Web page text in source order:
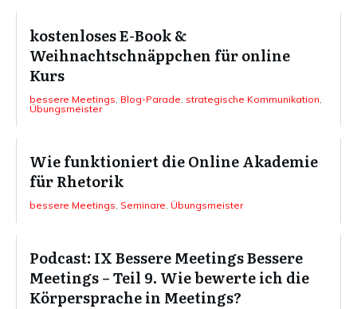
kostenloses E-Book &
Weihnachtschnäppchen für online
Kurs
bessere Meetings Blog-Parade strategische Kommunikation
Übungsmeister
Wie funktioniert die Online Akademie
für Rhetorik
bessere Meetings Seminare Übungsmeister
Podcast: IX Bessere Meetings Bessere
Meetings – Teil 9. Wie bewerte ich die
Körpersprache in Meetings?